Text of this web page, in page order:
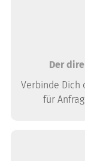
Der
Verbinde
für